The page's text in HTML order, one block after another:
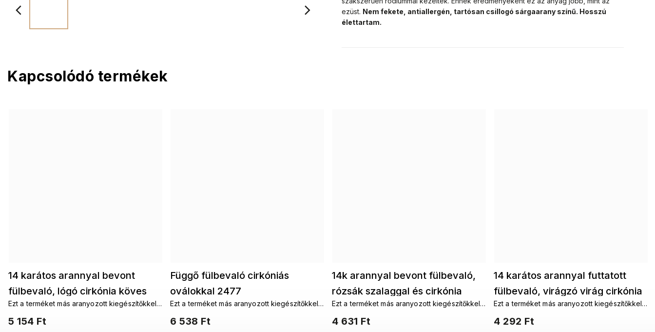
ezüst. Nem fekete, antiallergén, tartósan csillogó sárgaarany színű. Hosszú
élettartam.
Kapcsolódó termékek
14 karátos arannyal bevont
fülbevaló, lógó cirkónia köves
karika láncon 1002481
5 154 Ft
Ezt a terméket más aranyozott kiegészítőkkel
láncokAranyozott fülbevalókAranyozott
Függő fülbevaló cirkóniás
oválokkal 2477
6 538 Ft
Ezt a terméket más aranyozott kiegészítőkkel
láncokAranyozott fülbevalókAranyozott
14k arannyal bevont fülbevaló,
rózsák szalaggal és cirkónia
kövekkel 1002491
4 631 Ft
Ezt a terméket más aranyozott kiegészítőkkel
láncokAranyozott fülbevalókAranyozott
14 karátos arannyal futtatott
fülbevaló, virágzó virág cirkónia
kövekkel 1002526
4 292 Ft
Ezt a terméket más aranyozott kiegészítőkkel
láncokAranyozott fülbevalókAranyozott